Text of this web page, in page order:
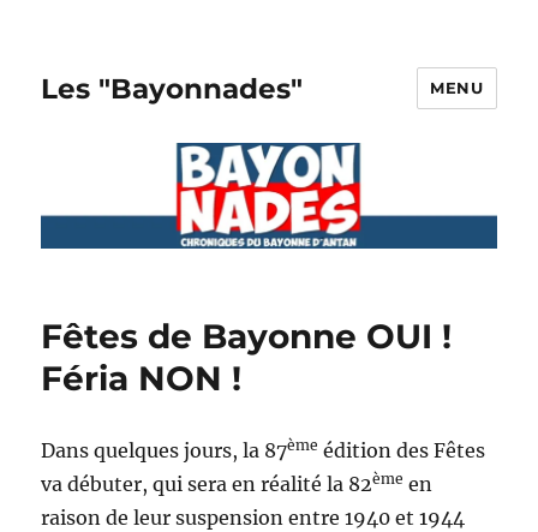
Les "Bayonnades" MENU
Fêtes de Bayonne OUI !
Féria NON !
Dans quelques jours, la 87ème édition des Fêtes
va débuter, qui sera en réalité la 82ème en
raison de leur suspension entre 1940 et 1944